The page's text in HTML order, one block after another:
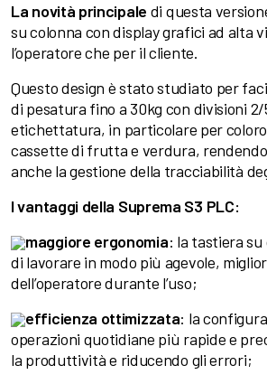
La novità principale di questa
su colonna con display grafici ad alta
l’operatore che per il cliente.
Questo design è stato studiato per
di pesatura fino a 30kg con divisioni 2/
etichettatura, in particolare per
cassette di frutta e verdura,
anche la gestione della tracciabilità
I vantaggi della Suprema S3 PLC:
maggiore ergonomia: la tastiera
di lavorare in modo più agevole,
dell’operatore durante l’uso;
efficienza ottimizzata: la
operazioni quotidiane più rapide e
la produttività e riducendo gli errori;